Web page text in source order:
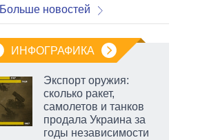
Больше новостей
ИНФОГРАФИКА
Экспорт оружия:
сколько ракет,
самолетов и танков
продала Украина за
годы независимости